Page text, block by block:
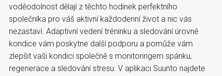
voděodolnost dělají z těchto hodinek perfektního
společníka pro váš aktivní každodenní život a nic vás
nezastaví. Adaptivní vedení tréninku a sledování úrovně
kondice vám poskytne další podporu a pomůže vám
zlepšit vaši kondici společně s monitoringem spánku,
regenerace a sledování stresu. V aplikaci Suunto najdete